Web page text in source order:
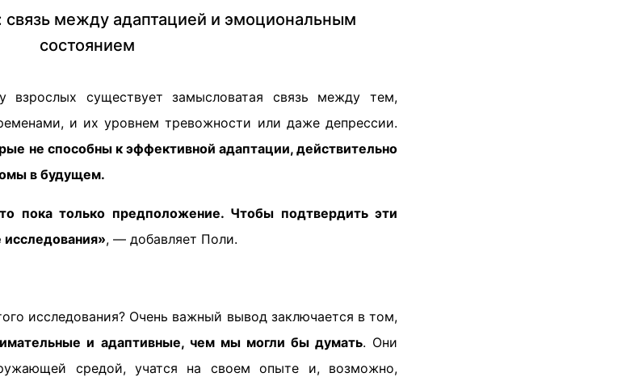
между адаптацией и эмоциональным
состоянием
взрослых существует замысловатая связь между тем,
и их уровнем тревожности или даже депрессии.
не способны к эффективной адаптации, действительно
в будущем.
пока только предположение. Чтобы подтвердить эти
, — добавляет Поли.
исследования? Очень важный вывод заключается в том,
и адаптивные, чем мы могли бы думать. Они
средой, учатся на своем опыте и, возможно,